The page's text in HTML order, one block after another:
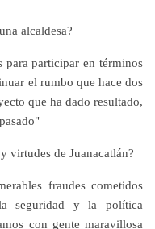
alcaldesa?
para participar en términos
el rumbo que hace dos
que ha dado resultado,
virtudes de Juanacatlán?
fraudes cometidos
seguridad y la política
con gente maravillosa